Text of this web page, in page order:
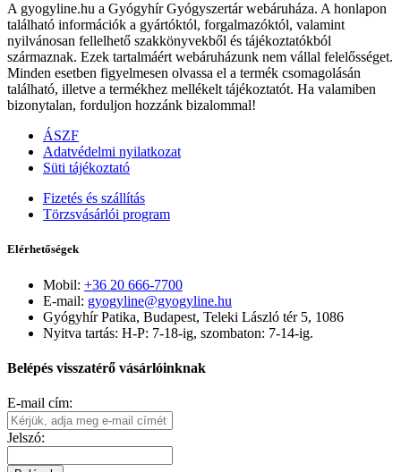
A gyogyline.hu a Gyógyhír Gyógyszertár webáruháza. A honlapon
található információk a gyártóktól, forgalmazóktól, valamint
nyilvánosan fellelhető szakkönyvekből és tájékoztatókból
származnak. Ezek tartalmáért webáruházunk nem vállal felelősséget.
Minden esetben figyelmesen olvassa el a termék csomagolásán
található, illetve a termékhez mellékelt tájékoztatót. Ha valamiben
bizonytalan, forduljon hozzánk bizalommal!
ÁSZF
Adatvédelmi nyilatkozat
Süti tájékoztató
Fizetés és szállítás
Törzsvásárlói program
Elérhetőségek
Mobil: +36 20 666-7700
E-mail: gyogyline@gyogyline.hu
Gyógyhír Patika, Budapest, Teleki László tér 5, 1086
Nyitva tartás: H-P: 7-18-ig, szombaton: 7-14-ig.
Belépés visszatérő vásárlóinknak
E-mail cím:
Jelszó: